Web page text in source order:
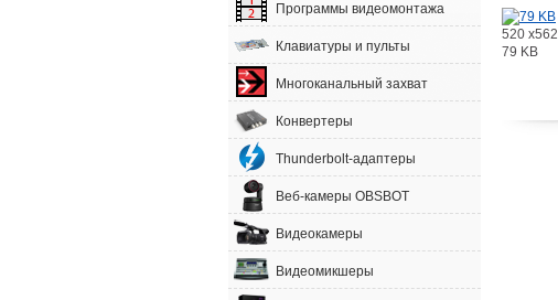
Программы видеомонтажа
Клавиатуры и пульты
Многоканальный захват
Конвертеры
Thunderbolt-адаптеры
Веб-камеры OBSBOT
Видеокамеры
Видеомикшеры
520 x562
79 KB